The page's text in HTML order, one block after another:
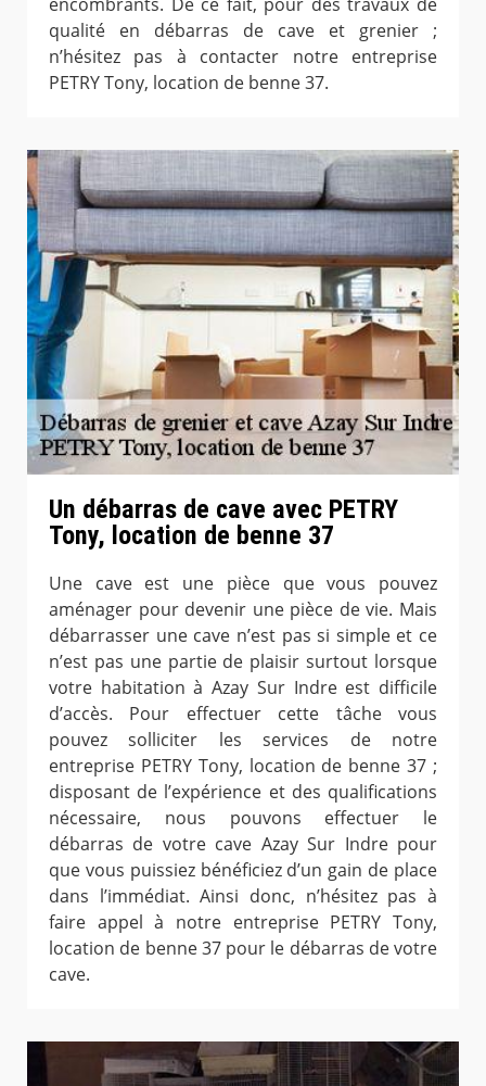
qualité en débarras de cave et grenier ;
n’hésitez pas à contacter notre entreprise
PETRY Tony, location de benne 37.
Un débarras de cave avec PETRY
Tony, location de benne 37
Une cave est une pièce que vous pouvez
aménager pour devenir une pièce de vie. Mais
débarrasser une cave n’est pas si simple et ce
n’est pas une partie de plaisir surtout lorsque
votre habitation à Azay Sur Indre est difficile
d’accès. Pour effectuer cette tâche vous
pouvez solliciter les services de notre
entreprise PETRY Tony, location de benne 37 ;
disposant de l’expérience et des qualifications
nécessaire, nous pouvons effectuer le
débarras de votre cave Azay Sur Indre pour
que vous puissiez bénéficiez d’un gain de place
dans l’immédiat. Ainsi donc, n’hésitez pas à
faire appel à notre entreprise PETRY Tony,
location de benne 37 pour le débarras de votre
cave.